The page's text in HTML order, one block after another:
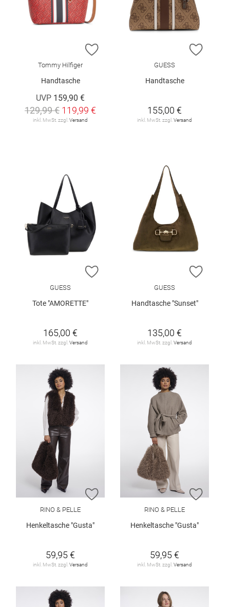
ZUR WUNSCHLISTE HINZUFÜGEN
Tommy Hilfiger
Handtasche
UVP 159,90 €
129,99 € 119,99 €
inkl. MwSt. zzgl. Versand
ZUR
GUESS
Handtasche
155,00 €
inkl. MwSt. zzgl. Versand
ZUR WUNSCHLISTE HINZUFÜGEN
GUESS
Tote "AMORETTE"
165,00 €
inkl. MwSt. zzgl. Versand
ZUR
GUESS
Handtasche "Sunset"
135,00 €
inkl. MwSt. zzgl. Versand
ZUR WUNSCHLISTE HINZUFÜGEN
RINO & PELLE
Henkeltasche "Gusta"
59,95 €
inkl. MwSt. zzgl.Versand
ZUR
RINO & PELLE
Henkeltasche "Gusta"
59,95 €
inkl. MwSt. zzgl.Versand